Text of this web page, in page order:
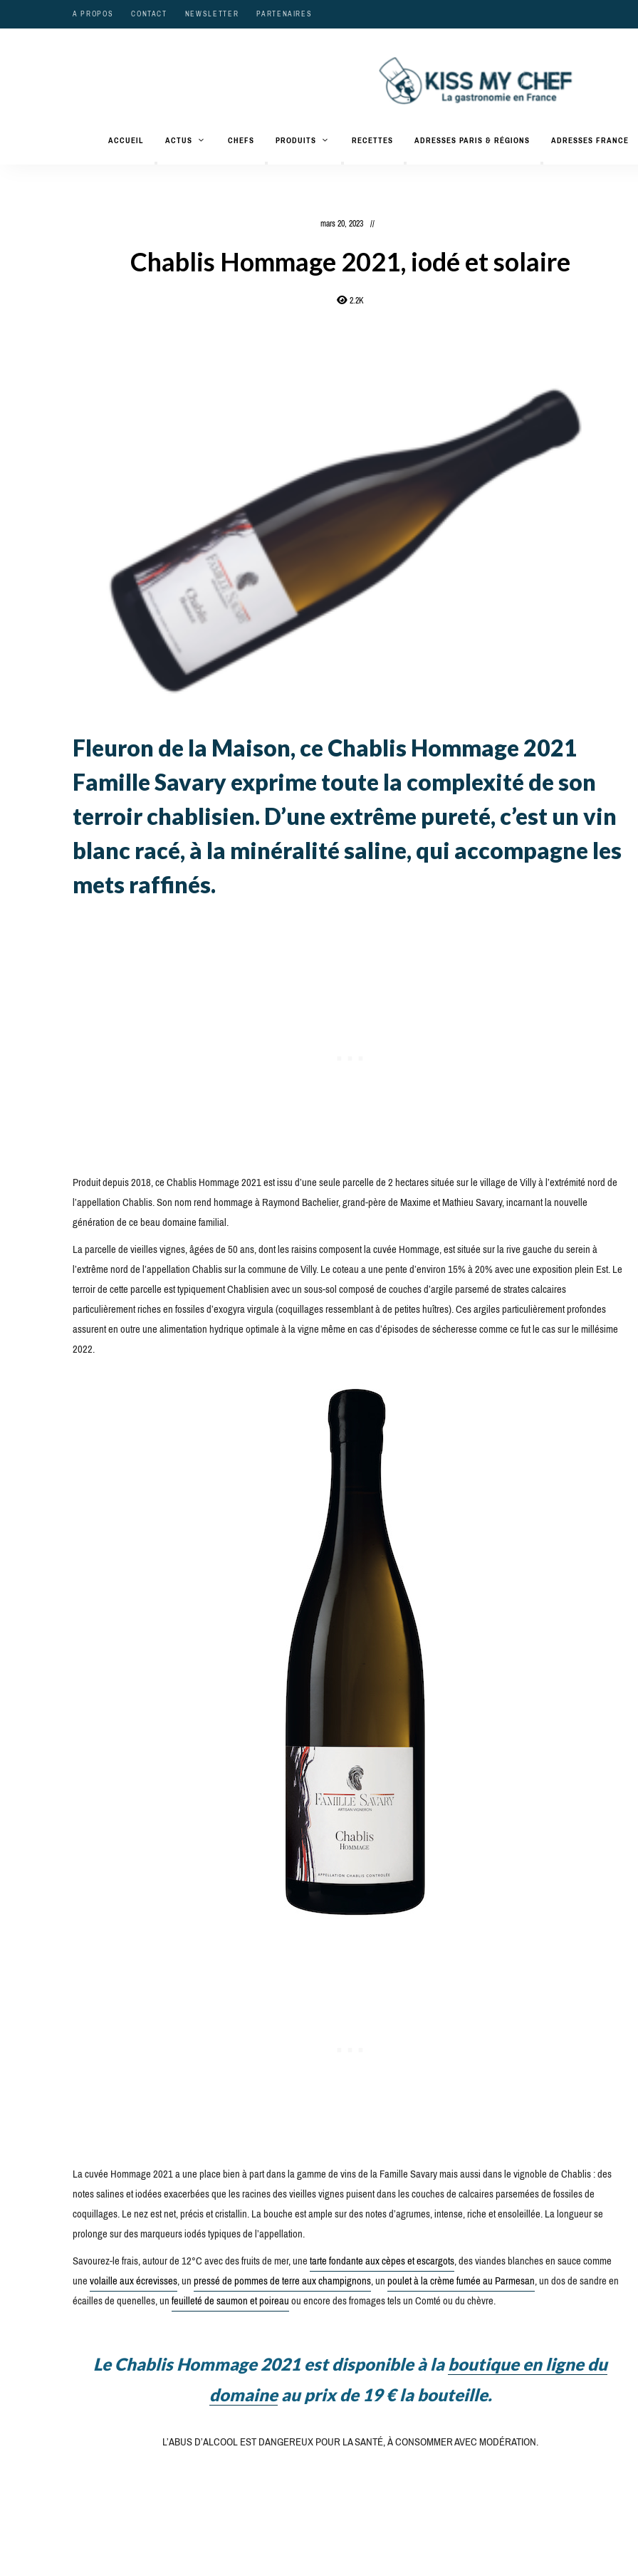
A PROPOS CONTACT NEWSLETTER PARTENAIRES
Kiss
gastronomiques
et
ACCUEIL ACTUS CHEFS PRODUITS RECETTES ADRESSES PARIS & RÉGIONS ADRESSES FRANCE
mars 20, 2023
Chablis Hommage 2021, iodé et solaire
2.2K
Fleuron de la Maison, ce Chablis Hommage 2021
Famille Savary exprime toute la complexité de son
terroir chablisien. D’une extrême pureté, c’est un vin
blanc racé, à la minéralité saline, qui accompagne les
mets raffinés.
Produit depuis 2018, ce Chablis Hommage 2021 est issu d’une seule parcelle de 2 hectares située sur le village de Villy à l’extrémité nord de
l’appellation Chablis. Son nom rend hommage à Raymond Bachelier, grand-père de Maxime et Mathieu Savary, incarnant la nouvelle
génération de ce beau domaine familial.
La parcelle de vieilles vignes, âgées de 50 ans, dont les raisins composent la cuvée Hommage, est située sur la rive gauche du serein à
l’extrême nord de l’appellation Chablis sur la commune de Villy. Le coteau a une pente d’environ 15% à 20% avec une exposition plein Est. Le
terroir de cette parcelle est typiquement Chablisien avec un sous-sol composé de couches d’argile parsemé de strates calcaires
particulièrement riches en fossiles d’exogyra virgula (coquillages ressemblant à de petites huîtres). Ces argiles particulièrement profondes
assurent en outre une alimentation hydrique optimale à la vigne même en cas d’épisodes de sécheresse comme ce fut le cas sur le millésime
2022.
La cuvée Hommage 2021 a une place bien à part dans la gamme de vins de la Famille Savary mais aussi dans le vignoble de Chablis : des
notes salines et iodées exacerbées que les racines des vieilles vignes puisent dans les couches de calcaires parsemées de fossiles de
coquillages. Le nez est net, précis et cristallin. La bouche est ample sur des notes d’agrumes, intense, riche et ensoleillée. La longueur se
prolonge sur des marqueurs iodés typiques de l’appellation.
Savourez-le frais, autour de 12°C avec des fruits de mer, unetarte fondante aux cèpes et escargots, des viandes blanches en sauce comme
unevolaille aux écrevisses, unpressé de pommes de terre aux champignons, unpoulet à la crème fumée au Parmesan, un dos de sandre en
écailles de quenelles, unfeuilleté de saumon et poireauou encore des fromages tels un Comté ou du chèvre.
Le Chablis Hommage 2021 est disponible à laboutique en ligne du
domaineau prix de 19 € la bouteille.
L’ABUS D’ALCOOL EST DANGEREUX POUR LA SANTÉ, À CONSOMMER AVEC MODÉRATION.